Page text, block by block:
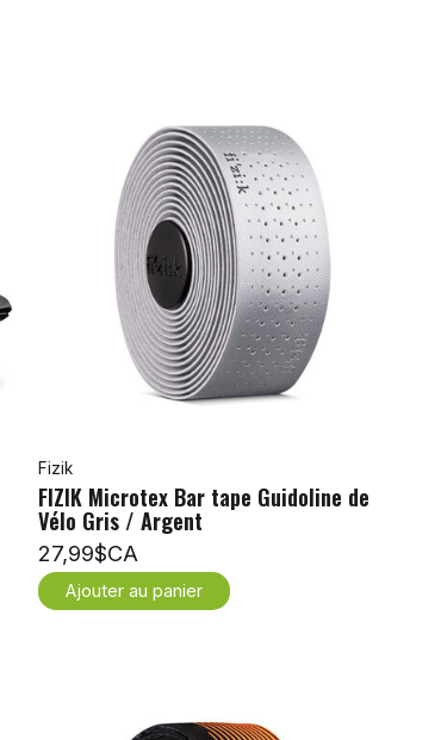
Fizik
FIZIK Microtex Bar tape Guidoline de
Vélo Gris / Argent
27,99$CA
Ajouter au panier